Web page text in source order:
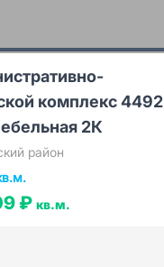
комплекс 4492
2К
район
₽ кв.м.